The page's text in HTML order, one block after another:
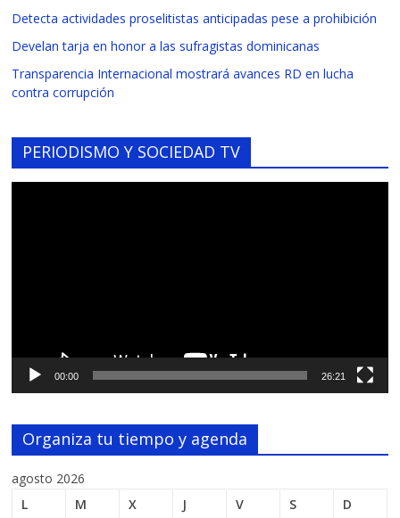
Detecta actividades proselitistas anticipadas pese a prohibición
Develan tarja en honor a las sufragistas dominicanas
Transparencia Internacional mostrará avances RD en lucha
contra corrupción
PERIODISMO Y SOCIEDAD TV
00:00 26:21
Organiza tu tiempo y agenda
agosto 2026
L
M X J V S D